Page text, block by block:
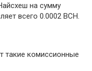
на сумму
всего 0.0002 BCH.
такие комиссионные